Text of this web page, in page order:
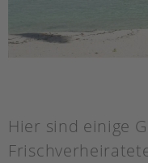
Hier sind einige